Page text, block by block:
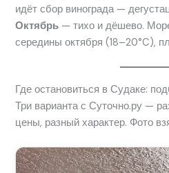
идёт сбор винограда —
Октябрь — тихо и дёшево.
середины октября (18–20°C),
Где остановиться в Судаке:
Три варианта с Суточно.ру —
цены, разный характер. Фото